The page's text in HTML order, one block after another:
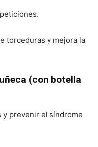
torceduras y mejora la
(con botella
y prevenir el síndrome